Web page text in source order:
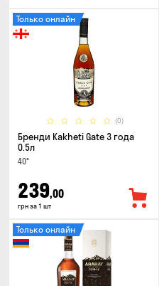
(0)
Только онлайн
Бренди Kakheti Gate 3 года
0.5л
40°
239,00
грн за 1 шт
Только онлайн